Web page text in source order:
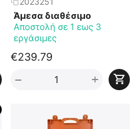
Άμεσα διαθέσιμο
Αποστολή σε 1 εως 3
εργάσιμες
€239.79
+
−